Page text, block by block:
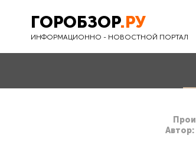
ГОРОБЗОР.РУ
ИНФОРМАЦИОННО - НОВОСТНОЙ ПОРТАЛ